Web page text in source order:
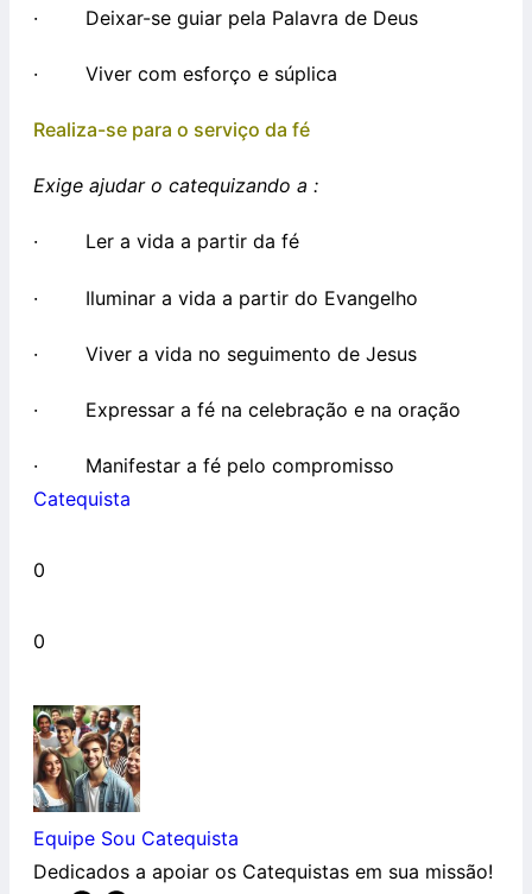
· Deixar-se guiar pela Palavra de Deus
· Viver com esforço e súplica
Realiza-se para o serviço da fé
Exige ajudar o catequizando a :
· Ler a vida a partir da fé
· Iluminar a vida a partir do Evangelho
· Viver a vida no seguimento de Jesus
· Expressar a fé na celebração e na oração
· Manifestar a fé pelo compromisso
Catequista
0
0
Equipe Sou Catequista
Dedicados a apoiar os Catequistas em sua missão!